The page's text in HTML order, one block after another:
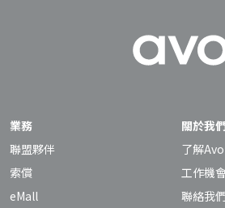
業務
聯盟夥伴
索償
eMall
關於我們
了解Avo
工作機
聯絡我